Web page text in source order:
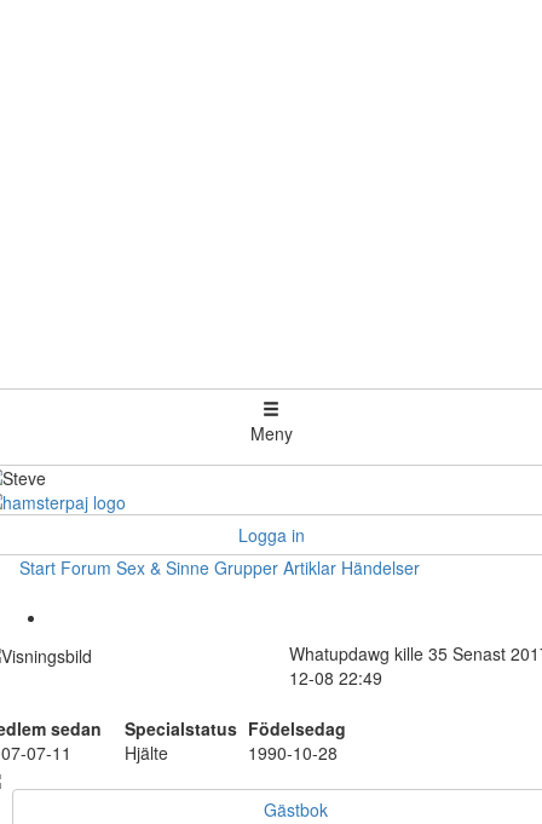
Meny
Logga in
Start Forum Sex & Sinne Grupper Artiklar Händelser
Whatupdawg kille 35 Senast
12-08 22:49
sedan Specialstatus Födelsedag
07-11
Hjälte 1990-10-28
Gästbok